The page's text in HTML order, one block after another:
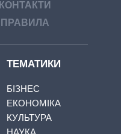
КОНТАКТИ
ПРАВИЛА
ТЕМАТИКИ
БІЗНЕС
ЕКОНОМІКА
КУЛЬТУРА
НАУКА